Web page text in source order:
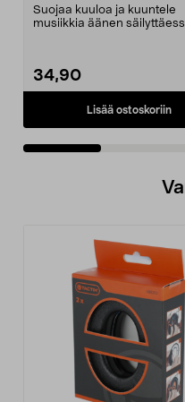
Suojaa kuuloa ja kuuntele
musiikkia äänen
34,90
Lisää ostoskoriin